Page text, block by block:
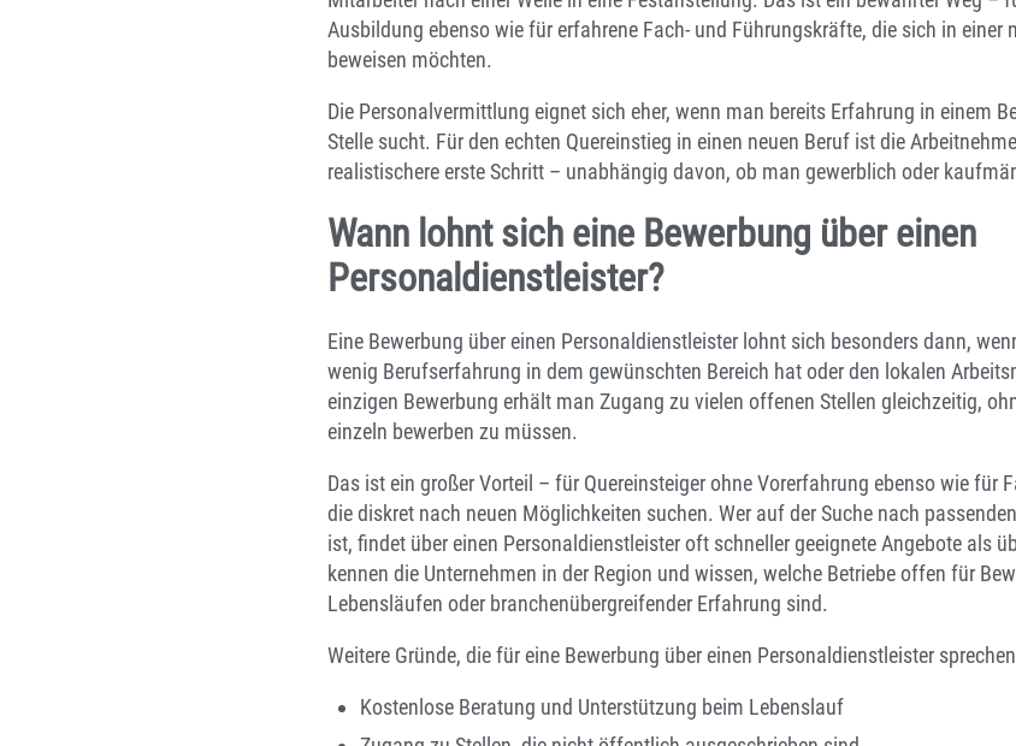
Ausbildung ebenso wie für erfahrene Fach- und Führungskräfte, die sich in einer
beweisen möchten.
Die Personalvermittlung eignet sich eher, wenn man bereits Erfahrung in einem
Stelle sucht. Für den echten Quereinstieg in einen neuen Beruf ist die
realistischere erste Schritt – unabhängig davon, ob man gewerblich oder
Wann lohnt sich eine Bewerbung über einen
Personaldienstleister?
Eine Bewerbung über einen Personaldienstleister lohnt sich besonders dann,
wenig Berufserfahrung in dem gewünschten Bereich hat oder den lokalen
einzigen Bewerbung erhält man Zugang zu vielen offenen Stellen gleichzeitig,
einzeln bewerben zu müssen.
Das ist ein großer Vorteil – für Quereinsteiger ohne Vorerfahrung ebenso wie für
die diskret nach neuen Möglichkeiten suchen. Wer auf der Suche nach
ist, findet über einen Personaldienstleister oft schneller geeignete Angebote als
kennen die Unternehmen in der Region und wissen, welche Betriebe offen für
Lebensläufen oder branchenübergreifender Erfahrung sind.
Weitere Gründe, die für eine Bewerbung über einen Personaldienstleister
Kostenlose Beratung und Unterstützung beim Lebenslauf